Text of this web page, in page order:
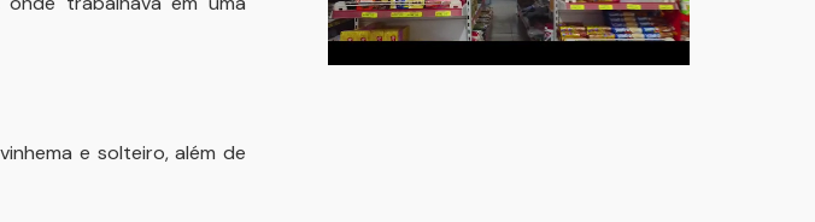
e solteiro, além de